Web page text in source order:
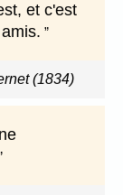
et c'est
(1834)